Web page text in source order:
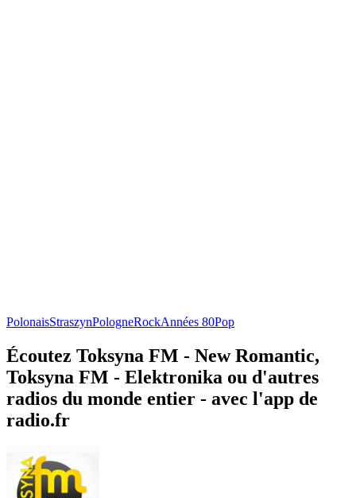
PolonaisStraszynPologneRockAnnées 80Pop
Écoutez Toksyna FM - New Romantic,
Toksyna FM - Elektronika ou d'autres
radios du monde entier - avec l'app de
radio.fr